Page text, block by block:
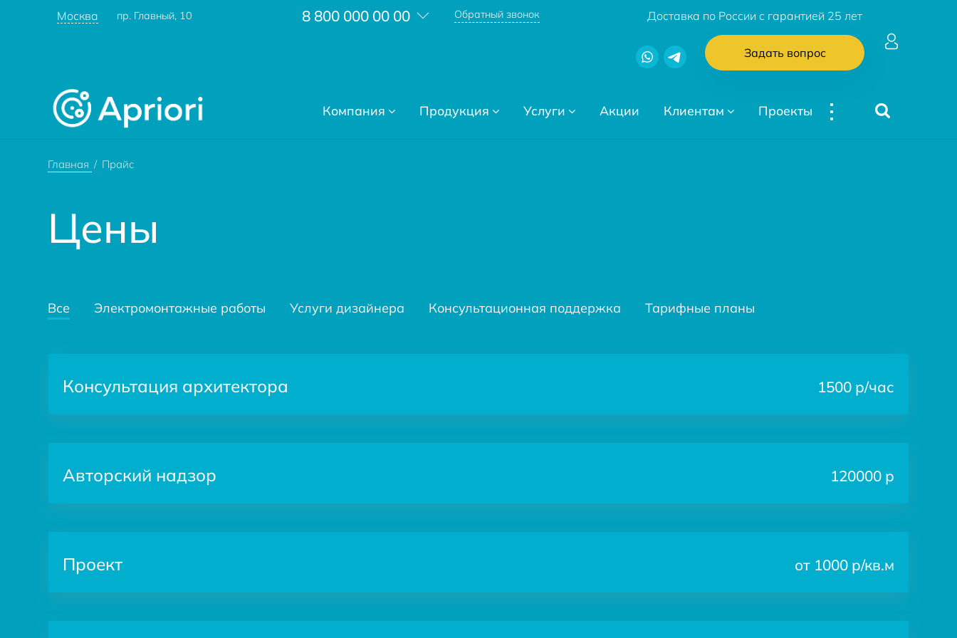
Москва пр. Главный, 10 8 800 000 00 00 Обратный звонок Доставка по России с гарантией 25 лет
Задать вопрос
Компания Продукция Услуги Акции Клиентам Проекты ...
Главная Прайс
Цены
Все Электромонтажные работы Услуги дизайнера Консультационная поддержка Тарифные планы
Консультация архитектора 1500 р/час
Авторский надзор 120000 р
Проект от 1000 р/кв.м